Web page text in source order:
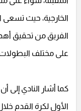
الخارجية، حيث تسعى
الفريق من تحقيق
على مختلف
كما أشار النادي إلى
الأول لكرة القدم